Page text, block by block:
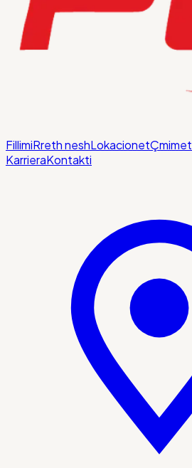
FillimiRreth neshLokacionetÇmimet
KarrieraKontakti